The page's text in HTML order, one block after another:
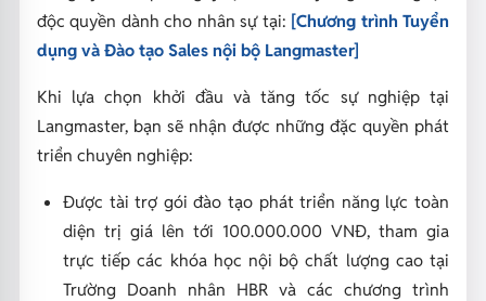
độc quyền dành cho nhân sự tại: [Chương trình Tuyển
dụng và Đào tạo Sales nội bộ Langmaster]
Khi lựa chọn khởi đầu và tăng tốc sự nghiệp tại
Langmaster, bạn sẽ nhận được những đặc quyền phát
triển chuyên nghiệp:
Được tài trợ gói đào tạo phát triển năng lực toàn
diện trị giá lên tới 100.000.000 VNĐ, tham gia
trực tiếp các khóa học nội bộ chất lượng cao tại
Trường Doanh nhân HBR và các chương trình